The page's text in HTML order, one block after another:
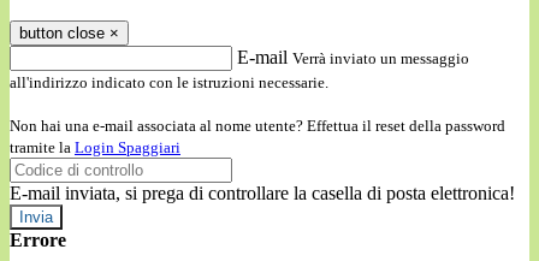
button close ×
E-mail Verrà inviato un messaggio
all'indirizzo indicato con le istruzioni necessarie.
Non hai una e-mail associata al nome utente? Effettua il reset della password
tramite la Login Spaggiari
E-mail inviata, si prega di controllare la casella di posta elettronica!
Errore